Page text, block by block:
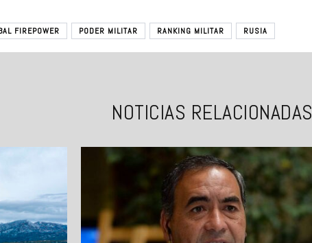
FIREPOWER PODER MILITAR RANKING MILITAR RUSIA
NOTICIAS RELACIONADAS